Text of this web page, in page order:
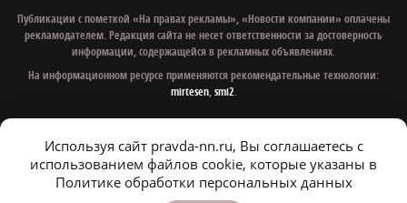
Публикации с пометкой «На правах рекламы», «Новости компании» оплачены
рекламодателем. Редакция сайта не несет ответственности за достоверность
информации, содержащейся в рекламных объявлениях.
На информационном ресурсе применяются рекомендательные технологии:
mirtesen,smi2.
© 1997 - 2026 Газета «Нижегородская правда»
Политика конфиденциальности
Согласие на обработку персональных данных
Используя сайт pravda-nn.ru, Вы соглашаетесь с
использованием файлов cookie, которые указаны в
Политике обработки персональных данных